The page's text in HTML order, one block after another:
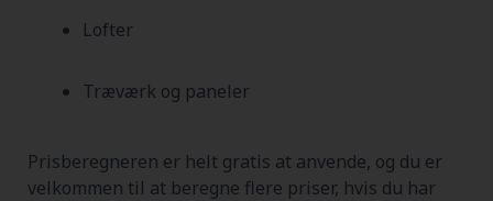
Lofter
Træværk og paneler
Prisberegneren er helt gratis at anvende, og du er
velkommen til at beregne flere priser, hvis du har